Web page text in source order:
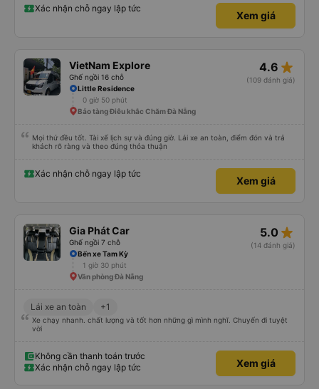
Xác nhận chỗ ngay lập tức
Xem giá
VietNam Explore
Ghế ngồi 16 chỗ
4.6 star_rate
(109 đánh giá)
Little Residence
0 giờ 50 phút
Bảo tàng Điêu khắc Chăm Đà Nẵng
Mọi thứ đều tốt. Tài xế lịch sự và đúng giờ. Lái xe an toàn, điểm đón và trả
khách rõ ràng và theo đúng thỏa thuận
Xác nhận chỗ ngay lập tức
Xem giá
Gia Phát Car
Ghế ngồi 7 chỗ
5.0 star_rate
(14 đánh giá)
Bến xe Tam Kỳ
1 giờ 30 phút
Văn phòng Đà Nẵng
Lái xe an toàn +1
Xe chạy nhanh. chất lượng và tốt hơn những gì mình nghĩ. Chuyến đi tuyệt
vời
Không cần thanh toán trước
Xác nhận chỗ ngay lập tức
Xem giá